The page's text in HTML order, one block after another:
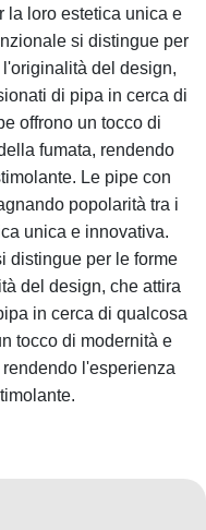
la loro estetica unica e
si distingue per
del design,
di pipa in cerca di
offrono un tocco di
fumata, rendendo
Le pipe con
popolarità tra i
unica e innovativa.
distingue per le forme
del design, che attira
in cerca di qualcosa
tocco di modernità e
l'esperienza